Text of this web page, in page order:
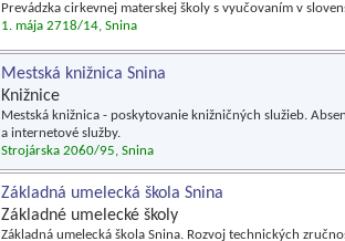
Prevádzka cirkevnej materskej školy s vyučovaním v
1. mája 2718/14, Snina
Mestská knižnica Snina
Knižnice
Mestská knižnica - poskytovanie knižničných služieb.
a internetové služby.
Strojárska 2060/95, Snina
Základná umelecká škola Snina
Základné umelecké školy
Základná umelecká škola Snina. Rozvoj technických